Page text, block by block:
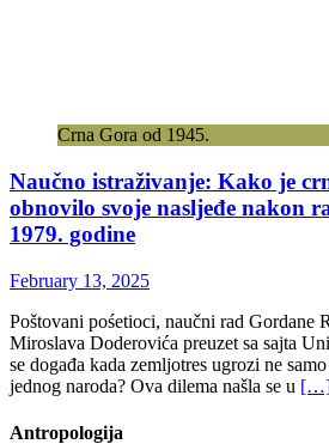
Crna Gora od 1945.
Naučno istraživanje: Kako je
obnovilo svoje nasljeđe nakon
1979. godine
February 13, 2025
Poštovani pośetioci, naučni rad Gordane
Miroslava Doderovića preuzet sa sajta
se događa kada zemljotres ugrozi ne
jednog naroda? Ova dilema našla se u
Antropologija